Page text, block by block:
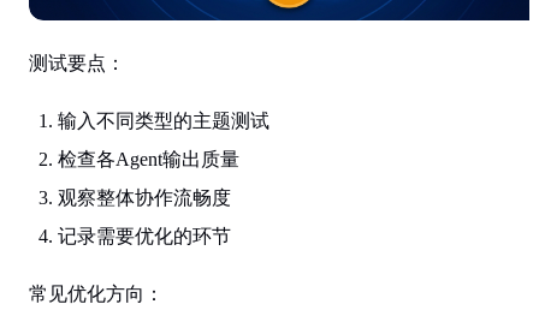
测试要点 ：
输入不同类型的主题测试
检查各Agent输出质量
观察整体协作流畅度
记录需要优化的环节
常见优化方向 ：